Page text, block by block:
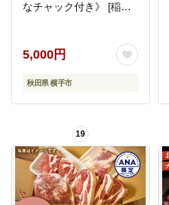
なチャック付き》 [稲庭
5,000円
秋田県 横手市
19